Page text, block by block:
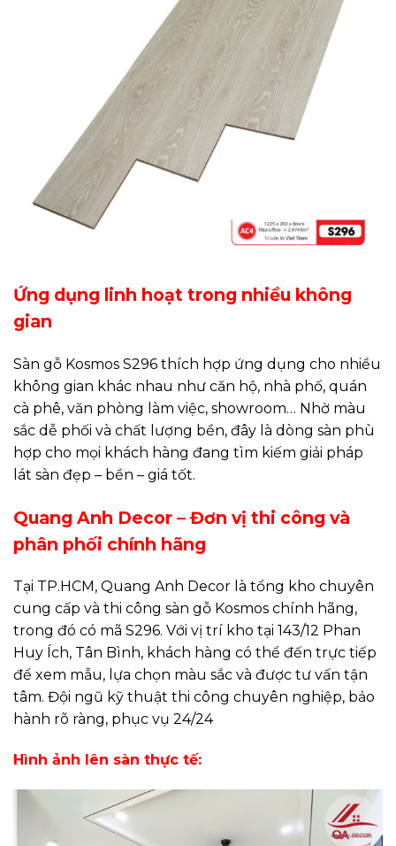
Ứng dụng linh hoạt trong nhiều không
gian
Sàn gỗ Kosmos S296 thích hợp ứng dụng cho nhiều
không gian khác nhau như căn hộ, nhà phố, quán
cà phê, văn phòng làm việc, showroom… Nhờ màu
sắc dễ phối và chất lượng bền, đây là dòng sàn phù
hợp cho mọi khách hàng đang tìm kiếm giải pháp
lát sàn đẹp – bền – giá tốt.
Quang Anh Decor – Đơn vị thi công và
phân phối chính hãng
Tại TP.HCM, Quang Anh Decor là tổng kho chuyên
cung cấp và thi công sàn gỗ Kosmos chính hãng,
trong đó có mã S296. Với vị trí kho tại 143/12 Phan
Huy Ích, Tân Bình, khách hàng có thể đến trực tiếp
để xem mẫu, lựa chọn màu sắc và được tư vấn tận
tâm. Đội ngũ kỹ thuật thi công chuyên nghiệp, bảo
hành rõ ràng, phục vụ 24/24
Hình ảnh lên sàn thực tế: